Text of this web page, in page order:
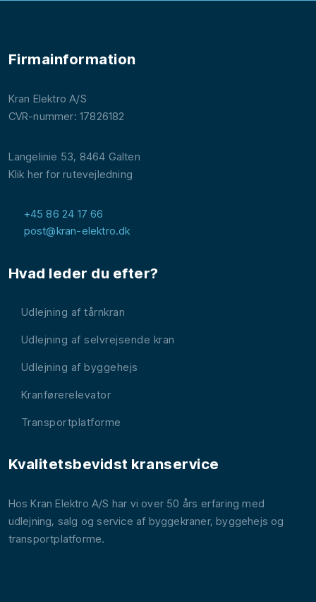
Firmainformation
Kran Elektro A/S
CVR-nummer: 17826182
Langelinie 53, 8464 Galten
Klik her for rutevejledning
+45 86 24 17 66
post@kran-elektro.dk
Hvad leder du efter?
Udlejning af tårnkran
Udlejning af selvrejsende kran
Udlejning af byggehejs
Kranførerelevator
Transportplatforme
Kvalitetsbevidst kranservice
Hos Kran Elektro A/S har vi over 50 års erfaring med
udlejning, salg og service af byggekraner, byggehejs og
transportplatforme.